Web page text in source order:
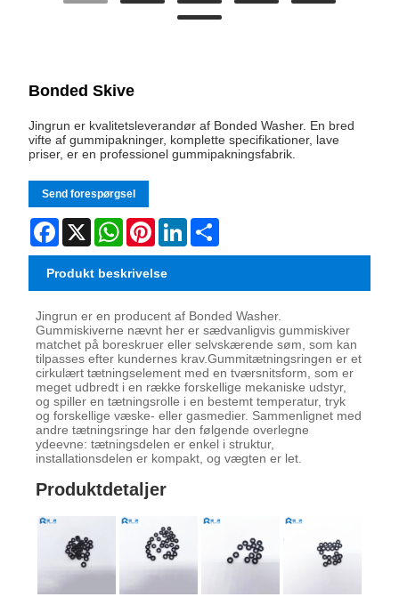
Bonded Skive
Jingrun er kvalitetsleverandør af Bonded Washer. En bred
vifte af gummipakninger, komplette specifikationer, lave
priser, er en professionel gummipakningsfabrik.
Send forespørgsel
Facebook
X WhatsAppPinterestLinkedIn
Produkt beskrivelse
Jingrun er en producent af Bonded Washer.
Gummiskiverne nævnt her er sædvanligvis gummiskiver
matchet på boreskruer eller selvskærende søm, som kan
tilpasses efter kundernes krav.Gummitætningsringen er et
cirkulært tætningselement med en tværsnitsform, som er
meget udbredt i en række forskellige mekaniske udstyr,
og spiller en tætningsrolle i en bestemt temperatur, tryk
og forskellige væske- eller gasmedier. Sammenlignet med
andre tætningsringe har den følgende overlegne
ydeevne: tætningsdelen er enkel i struktur,
installationsdelen er kompakt, og vægten er let.
Produktdetaljer